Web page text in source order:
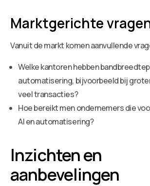
Marktgerichte
Vanuit de markt komen aanvullende
Welke kantoren hebben
automatisering, bijvoorbeeld bij
veel transacties?
Hoe bereikt men ondernemers die
AI en automatisering?
Inzichten en
aanbevelingen